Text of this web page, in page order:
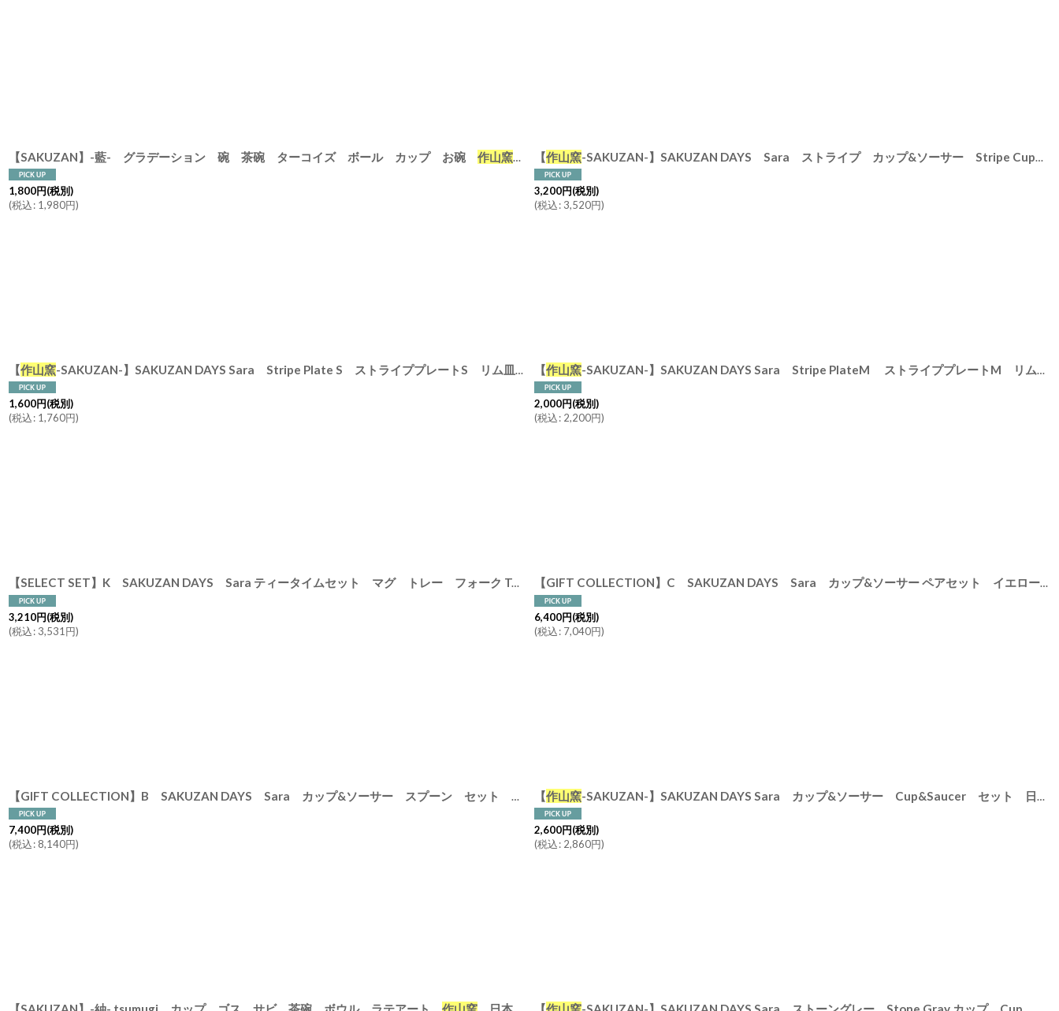
【SAKUZAN】-藍- グラデーション 碗 茶碗 ターコイズ ボール カップ お碗 作山窯日本製 美濃焼 釉薬 涼しげ[3930035
1,800円(税別)
(税込: 1,980円)
【作山窯-SAKUZAN-】SAKUZAN DAYS Sara ストライプ カップ&ソーサー Stripe Cup&Saucer /リム皿/コーヒーカップ/サラ/カフェ/磁器/日本製/陶器
3,200円(税別)
(税込: 3,520円)
【作山窯-SAKUZAN-】SAKUZAN DAYS Sara Stripe Plate S ストライププレートS リム皿/お皿 15cm/サラ/プレート/取り皿/小皿/カフェ/磁器/日本製/陶器 3930129-3930132]
1,600円(税別)
(税込: 1,760円)
【作山窯-SAKUZAN-】SAKUZAN DAYS Sara Stripe PlateM ストライププレートM リム皿/お皿 19cm/プレート/取り皿/小皿/カフェ/サラ/磁器/日本製/陶器
2,000円(税別)
(税込: 2,200円)
【SELECT SET】K SAKUZAN DAYS Sara ティータイムセット マグ トレー フォーク Tea Time Set 新生活 ギフト 朝食 コーヒーカップ カフェ 磁器 日本製 陶器 作山窯 [
3,210円(税別)
(税込: 3,531 円)
【GIFT COLLECTION】C SAKUZAN DAYS Sara カップ&ソーサー ペアセット イエロー ターコイズ 新生活 母の日 ギフト Stripe Cup&Saucer コーヒーカップ/サラ/カフェ/磁器/日本製/陶器 ギフトコレクション
6,400円(税別)
(税込: 7,040円)
【GIFT COLLECTION】B SAKUZAN DAYS Sara カップ&ソーサー スプーン セット 新生活セット ギフト クリーム グレー Stripe Cup&Saucer コーヒーカップ/サラ/カフェ/磁器/日本製/陶器 ギフトコレクション
7,400円(税別)
(税込: 8,140円)
【作山窯-SAKUZAN-】SAKUZAN DAYS Sara カップ&ソーサー Cup&Saucer セット 日本製 カラー
2,600円(税別)
(税込: 2,860円)